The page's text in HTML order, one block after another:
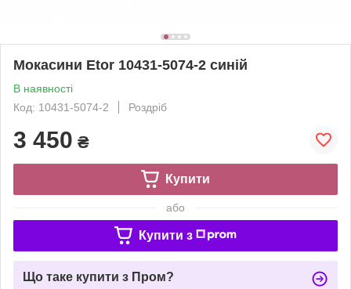
Мокасини Etor 10431-5074-2 синій
В наявності
Код: 10431-5074-2
Роздріб
3 450 ₴
Купити
або
Купити з
Що таке купити з Пром?